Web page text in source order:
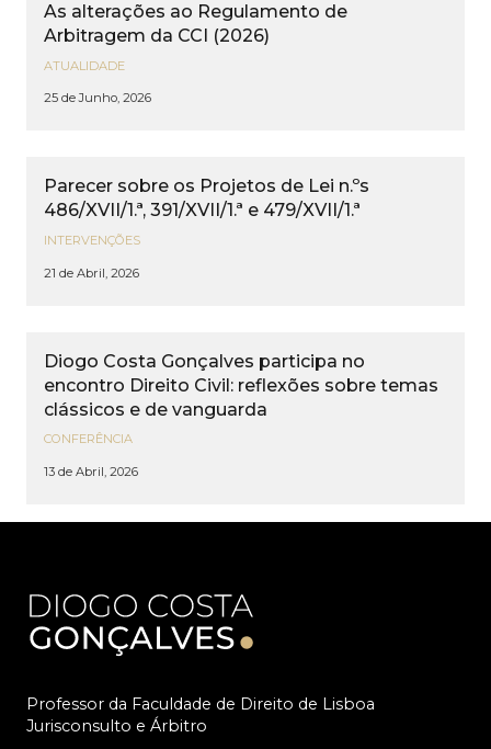
As alterações ao Regulamento de
Arbitragem da CCI (2026)
ATUALIDADE
25 de Junho, 2026
Parecer sobre os Projetos de Lei n.ºs
486/XVII/1.ª, 391/XVII/1.ª e 479/XVII/1.ª
INTERVENÇÕES
21 de Abril, 2026
Diogo Costa Gonçalves participa no
encontro Direito Civil: reflexões sobre temas
clássicos e de vanguarda
CONFERÊNCIA
13 de Abril, 2026
Professor da Faculdade de Direito de Lisboa
Jurisconsulto e Árbitro